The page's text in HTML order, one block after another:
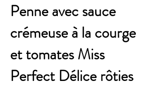
Penne avec sauce
crémeuse à la courge
et tomates Miss
Perfect Délice rôties